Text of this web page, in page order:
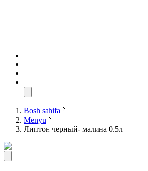
Bosh sahifa
Menyu
Липтон черный- малина 0.5л